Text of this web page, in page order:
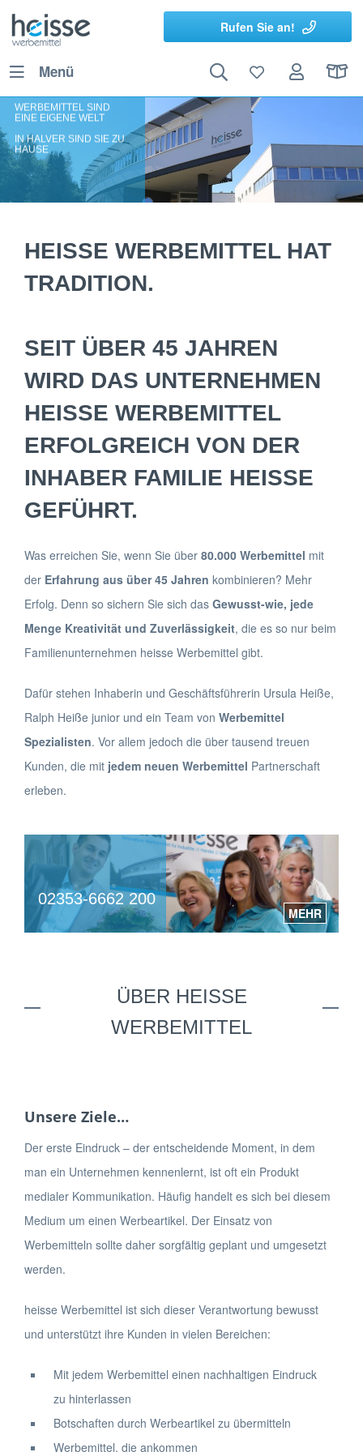
Rufen Sie an!
Menü
WERBEMITTEL SIND
EINE EIGENE WELT
IN HALVER SIND SIE ZU
HAUSE
HEISSE WERBEMITTEL HAT
TRADITION.
SEIT ÜBER 45 JAHREN
WIRD DAS UNTERNEHMEN
HEISSE WERBEMITTEL
ERFOLGREICH VON DER
INHABER FAMILIE HEISSE G
EFÜHRT.
Was erreichen Sie, wenn Sie über 80.000 Werbemittel mit
der Erfahrung aus über 45 Jahren kombinieren? Mehr
Erfolg. Denn so sichern Sie sich das Gewusst-wie, jede
Menge Kreativität und Zuverlässigkeit, die es so nur beim
Familienunternehmen heisse Werbemittel gibt.
Dafür stehen Inhaberin und Geschäftsführerin Ursula Heiße,
Ralph Heiße junior und ein Team von Werbemittel
Spezialisten. Vor allem jedoch die über tausend treuen
Kunden, die mit jedem neuen Werbemittel Partnerschaft
erleben.
MEHR
02353-6662 200
ÜBER HEISSE
WERBEMITTEL
Unsere Ziele…
Der erste Eindruck – der entscheidende Moment, in dem
man ein Unternehmen kennenlernt, ist oft ein Produkt
medialer Kommunikation. Häufig handelt es sich bei diesem
Medium um einen Werbeartikel. Der Einsatz von
Werbemitteln sollte daher sorgfältig geplant und umgesetzt
werden.
heisse Werbemittel ist sich dieser Verantwortung bewusst
und unterstützt ihre Kunden in vielen Bereichen:
Mit jedem Werbemittel einen nachhaltigen Eindruck
zu hinterlassen
Botschaften durch Werbeartikel zu übermitteln
Werbemittel, die ankommen